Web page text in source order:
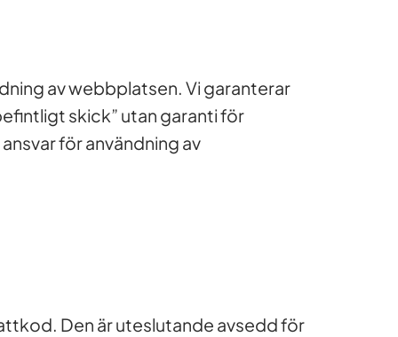
av webbplatsen. Vi garanterar
skick” utan garanti för
för användning av
Den är uteslutande avsedd för